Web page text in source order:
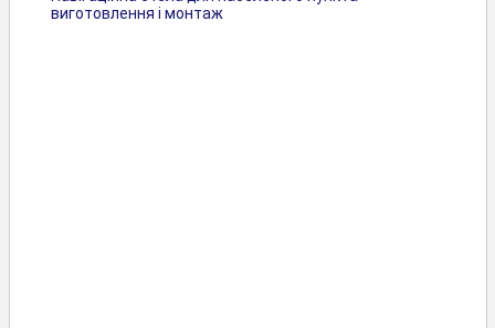
виготовлення і монтаж